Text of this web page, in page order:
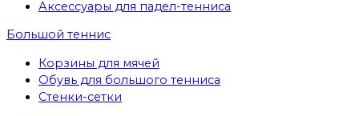
Аксессуары для падел-тенниса
Большой теннис
Корзины для мячей
Обувь для большого тенниса
Стенки-сетки